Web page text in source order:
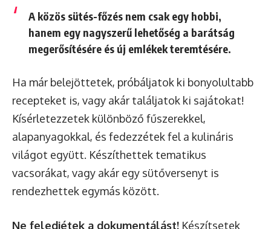
A közös sütés-főzés nem csak egy hobbi,
hanem egy nagyszerű lehetőség a barátság
megerősítésére és új emlékek teremtésére.
Ha már belejöttetek, próbáljatok ki bonyolultabb
recepteket is, vagy akár találjatok ki sajátokat!
Kísérletezzetek különböző fűszerekkel,
alapanyagokkal, és fedezzétek fel a kulináris
világot együtt. Készíthettek tematikus
vacsorákat, vagy akár egy sütőversenyt is
rendezhettek egymás között.
Ne feledjétek a dokumentálást! Készítsetek